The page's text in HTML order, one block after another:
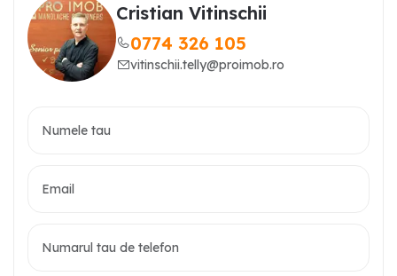
Cristian Vitinschii
0774 326 105
vitinschii.telly@proimob.ro